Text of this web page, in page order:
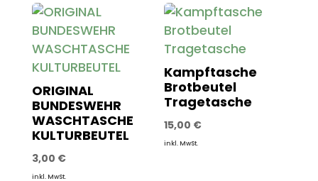
ORIGINAL
BUNDESWEHR
WASCHTASCHE
KULTURBEUTEL
3,00 €
inkl. MwSt.
Kampftasche
Brotbeutel
Tragetasche
15,00 €
inkl. MwSt.